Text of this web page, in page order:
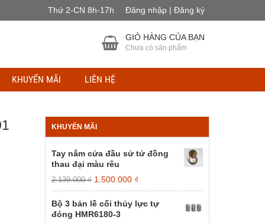
Thứ 2-CN 8h-17h Đăng nhập | Đăng ký
GIỎ HÀNG CỦA BẠN
Chưa có sản phẩm
KHUYẾN MÃI LIÊN HỆ
KHUYẾN MÃI
Tay nắm cửa đầu sử tử đồng
thau đại màu rêu
2.139.000₫ Giá
gốc
là:
2.139.000 ₫.
1.500.000 ₫
hiện
là:
Bộ 3 bản lề cối thủy lực tự
đóng HMR6180-3